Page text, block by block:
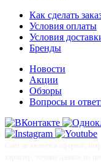
Как сделать
Условия оплаты
Условия
Бренды
Новости
Акции
Обзоры
Вопросы и